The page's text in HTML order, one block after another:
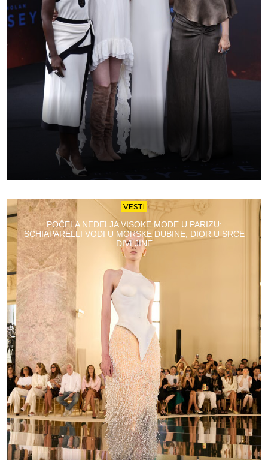
VESTI
POČELA NEDELJA VISOKE MODE U PARIZU:
SCHIAPARELLI VODI U MORSKE DUBINE, DIOR U SRCE
DIVLJINE